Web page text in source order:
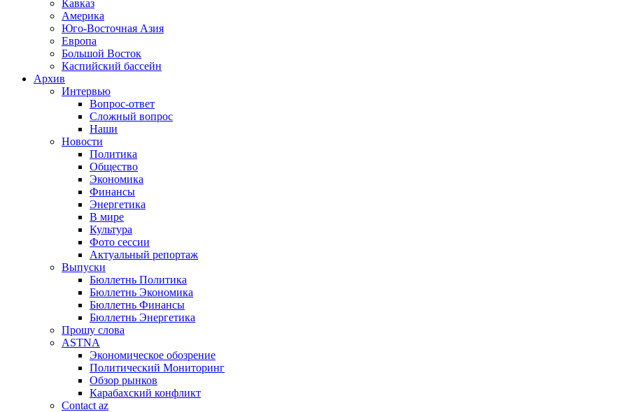
Кавказ
Америка
Юго-Восточная Азия
Европа
Большой Восток
Каспийский бассейн
Архив
Интервью
Вопрос-ответ
Сложный вопрос
Наши
Новости
Политика
Общество
Экономика
Финансы
Энергетика
В мире
Культура
Фото сессии
Актуальный репортаж
Выпуски
Бюллетнь Политика
Бюллетнь Экономика
Бюллетнь Финансы
Бюллетнь Энергетика
Прошу слова
ASTNA
Экономическое обозрение
Политический Мониторинг
Обзор рынков
Карабахский конфликт
Contact az